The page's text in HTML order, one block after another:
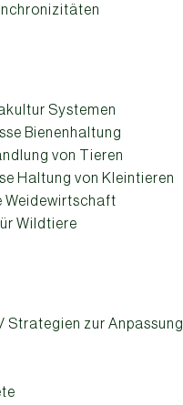
Systemen
Bienenhaltung
von Tieren
Haltung von Kleintieren
Weidewirtschaft
Wildtiere
Strategien zur Anpassung